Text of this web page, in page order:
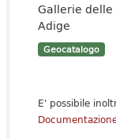
Gallerie
Adige
Geocatalogo
E' possibile